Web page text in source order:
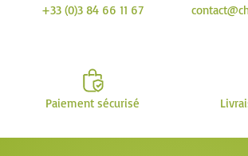
+33 (0)3 84 66 11 67
Paiement sécurisé